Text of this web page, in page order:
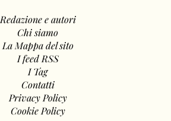
Redazione e autori
Chi siamo
La Mappa del sito
I feed RSS
I Tag
Contatti
Privacy Policy
Cookie Policy